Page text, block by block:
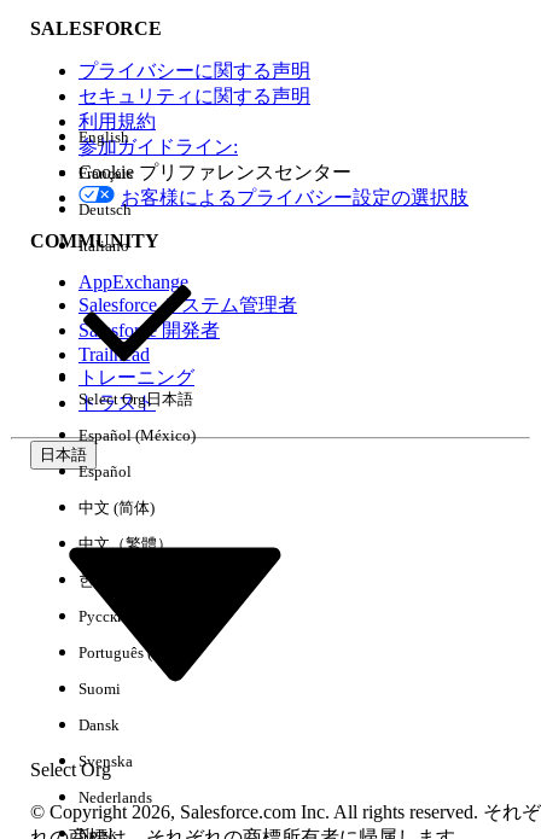
機能の影響
エディション
環境
SALESFORCE
プライバシーに関する声明
セキュリティに関する声明
利用規約
参加ガイドライン:
Cookie プリファレンスセンター
お客様によるプライバシー設定の選択肢
COMMUNITY
AppExchange
Salesforce システム管理者
Salesforce 開発者
Trailhead
トレーニング
トラスト
日本語
Select Org
English
Français
Deutsch
Italiano
Select Org日本語
Español (México)
Español
中文 (简体)
中文（繁體）
한국어
Русский
Português (Brasil)
Suomi
Dansk
Svenska
Nederlands
Norsk
© Copyright 2026, Salesforce.com Inc. All rights reserved. それぞ